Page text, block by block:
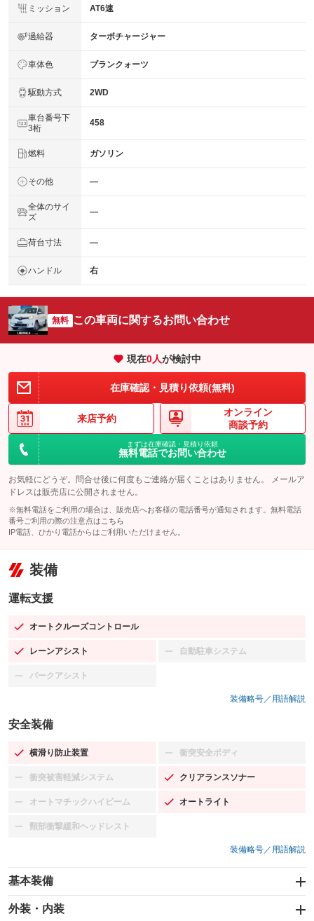
ミッション AT6速
過給器 ターボチャージャー
車体色 ブランクォーツ
駆動方式 2WD
車台番号下
3桁
458
燃料 ガソリン
その他 ―
全体のサイ
ズ
―
荷台寸法 ―
ハンドル 右
無料 この車両に関するお問い合わせ
現在0人が検討中
在庫確認・見積り依頼(無料)
来店予約
オンライン
商談予約
まずは在庫確認・見積り依頼
無料電話でお問い合わせ
お気軽にどうぞ。問合せ後に何度もご連絡が届くことはありません。 メールア
ドレスは販売店に公開されません。
※無料電話をご利用の場合は、販売店へお客様の電話番号が通知されます。無料電話
番号ご利用の際の注意点は こちら
IP電話、ひかり電話からはご利用いただけません。
装備
運転支援
オートクルーズコントロール
：装備あり
レーンアシスト
：装備あり 自動駐車システム
：装備なし
パークアシスト
：装備なし
装備略号／用語解説
安全装備
横滑り防止装置
：装備あり 衝突安全ボディ
：装備なし
衝突被害軽減システム
：装備なし クリアランスソナー
：装備あり
オートマチックハイビーム
：装備なし オートライト
：装備あり
頸部衝撃緩和ヘッドレスト
：装備なし
装備略号／用語解説
基本装備
エアバッグ：運転席/助手席/サイド
：装備あり
外装・内装